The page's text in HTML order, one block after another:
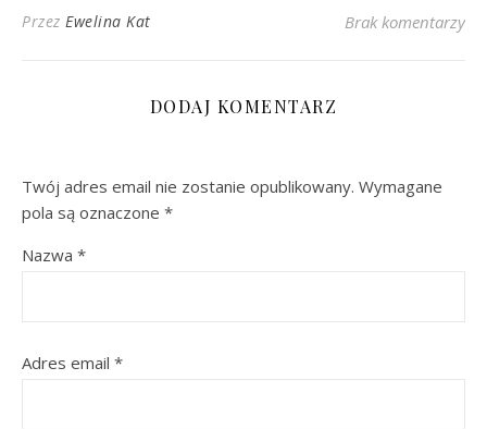
Przez Ewelina Kat Brak komentarzy
DODAJ KOMENTARZ
Twój adres email nie zostanie opublikowany. Wymagane
pola są oznaczone *
Nazwa *
Adres email *